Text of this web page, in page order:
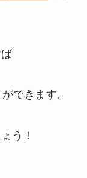
できます。
う！